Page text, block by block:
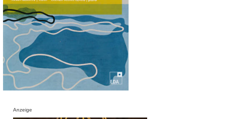
Anzeige